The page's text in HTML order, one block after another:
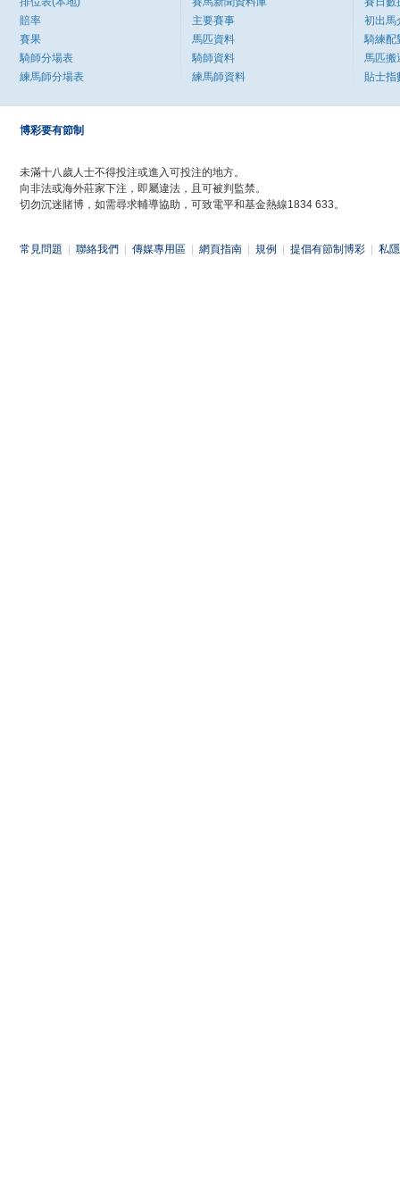
賠率
賽果
騎師分場表
練馬師分場表
主要賽事
馬匹資料
騎師資料
練馬師資料
初出馬
騎練配
馬匹搬
貼士指
博彩要有節制
未滿十八歲人士不得投注或進入可投注的地方。
向非法或海外莊家下注，即屬違法，且可被判監禁。
切勿沉迷賭博，如需尋求輔導協助，可致電平和基金熱線1834 633。
常見問題 聯絡我們 傳媒專用區 網頁指南 規例 提倡有節制博彩 私